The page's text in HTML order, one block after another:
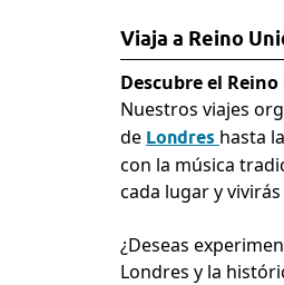
Viaja a Reino
Descubre el
Nuestros viajes
de Londres hasta
con la música
cada lugar y
¿Deseas
Londres y la